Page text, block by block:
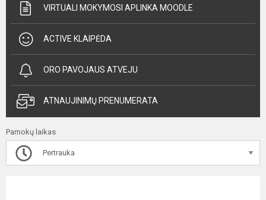
VIRTUALI MOKYMOSI APLINKA MOODLE
ACTIVE KLAIPĖDA
ORO PAVOJAUS ATVEJU
ATNAUJINIMŲ PRENUMERATA
Pamokų laikas
Pertrauka